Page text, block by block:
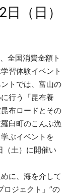
（日）
全国消費金額ト
習体験イベント
トでは、富山の
行う「昆布養
布ロードとその
臼町のこんぶ漁
ぶイベントを
（土）に開催い
に、海を介して
ロジェクト」”の